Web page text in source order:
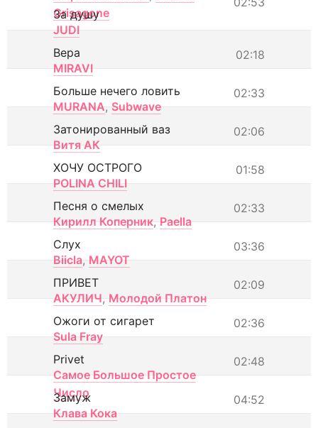
Grisagone
За душу
JUDI
02:18
Вера
MIRAVI
02:33
Больше нечего ловить
MURANA, Subwave
02:06
Затонированный ваз
Витя АК
01:58
ХОЧУ ОСТРОГО
POLINA CHILI
02:33
Песня о смелых
Кирилл Коперник, Paella
03:36
Слух
Biicla, MAYOT
02:09
ПРИВЕТ
АКУЛИЧ, Молодой Платон
02:36
Ожоги от сигарет
Sula Fray
02:48
Privet
Самое Большое Простое
Число
04:52
Замуж
Клава Кока